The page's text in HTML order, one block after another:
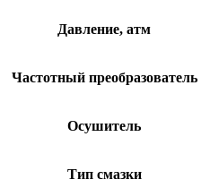
Давление, атм
Частотный преобразователь
Осушитель
Тип смазки